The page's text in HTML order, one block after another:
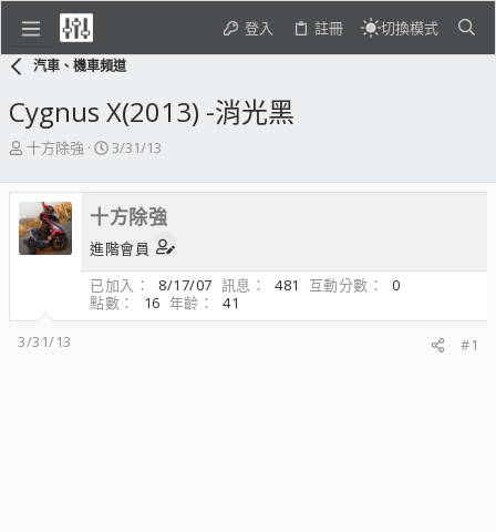
登入 註冊 切換模式
汽車、機車頻道
Cygnus X(2013) -消光黑
主
發
起
人
十方除強
開
日
期
3/31/13
十方除強
進階會員
已加入
8/17/07 訊息 481 互動分數
0
點數
16 年齡
41
3/31/13
#1